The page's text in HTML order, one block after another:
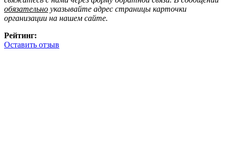
обязательно указывайте адрес страницы карточки
организации на нашем сайте.
Рейтинг:
Оставить отзыв